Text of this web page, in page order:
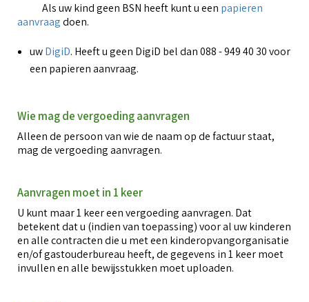
Als uw kind geen BSN heeft kunt u een papieren
aanvraagdoen.
uwDigiD. Heeft u geen DigiD bel dan 088 - 949 40 30 voor
een papieren aanvraag.
Wie mag de vergoeding aanvragen
Alleen de persoon van wie de naam op de factuur staat,
mag de vergoeding aanvragen.
Aanvragen moet in 1 keer
U kunt maar 1 keer een vergoeding aanvragen. Dat
betekent dat u (indien van toepassing) voor al uw kinderen
en alle contracten die u met een kinderopvangorganisatie
en/of gastouderbureau heeft, de gegevens in 1 keer moet
invullen en alle bewijsstukken moet uploaden.